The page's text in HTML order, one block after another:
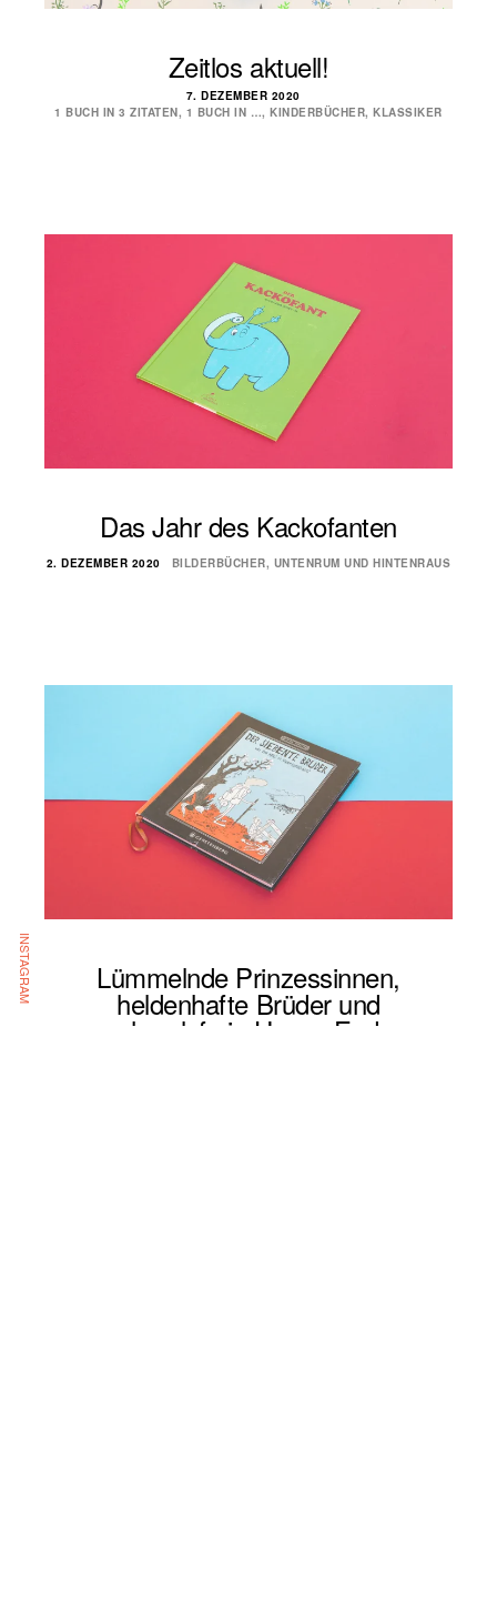
INSTAGRAM
Zeitlos aktuell!
7. DEZEMBER 2020
1 BUCH IN 3 ZITATEN, 1 BUCH IN …,KINDERBÜCHER,KLASSIKER
Das Jahr des Kackofanten
2. DEZEMBER 2020 BILDERBÜCHER, UNTENRUM UND HINTENRAUS
Lümmelnde Prinzessinnen,
heldenhafte Brüder und
schmalzfreie Happy Ends